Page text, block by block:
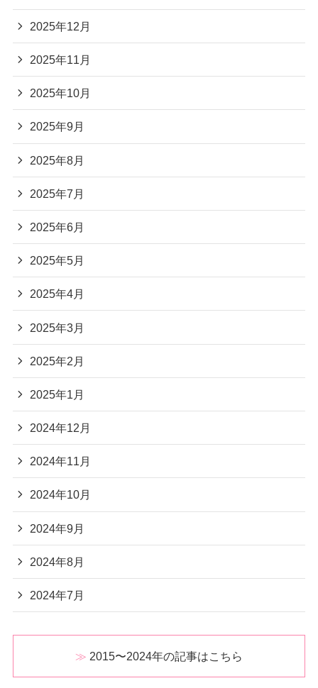
2025年12月
2025年11月
2025年10月
2025年9月
2025年8月
2025年7月
2025年6月
2025年5月
2025年4月
2025年3月
2025年2月
2025年1月
2024年12月
2024年11月
2024年10月
2024年9月
2024年8月
2024年7月
2015〜2024年の記事はこちら